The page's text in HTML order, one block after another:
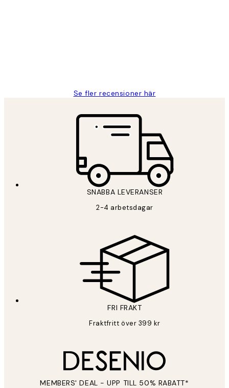
Se fler recensioner här
SNABBA LEVERANSER
2-4 arbetsdagar
FRI FRAKT
Fraktfritt över 399 kr
MEMBERS' DEAL - UPP TILL 50% RABATT*